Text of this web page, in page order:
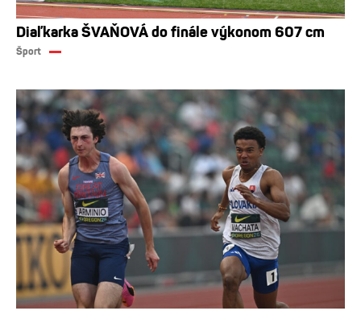
Diaľkarka ŠVAŇOVÁ do finále výkonom 607 cm
Šport